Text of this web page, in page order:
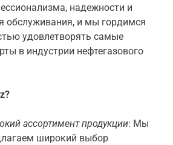
надежности и
обслуживания, и мы гордимся
удовлетворять самые
в индустрии нефтегазового
ассортимент продукции: Мы
широкий выбор